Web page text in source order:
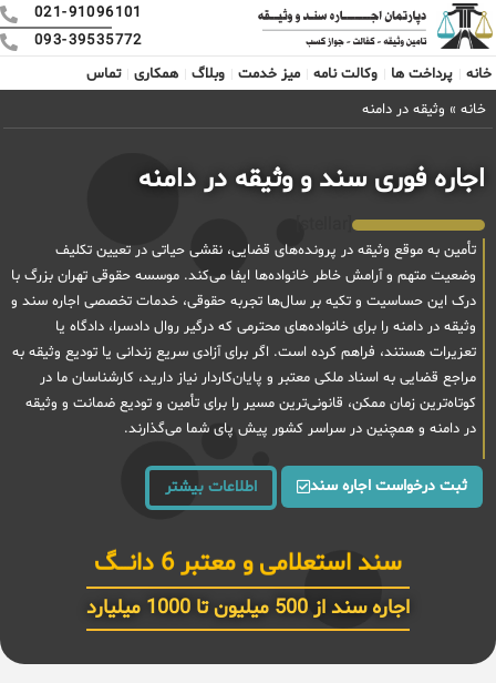
021-91096101
093-39535772
خانه
پرداخت ها وکالت نامه میز خدمت وبلاگ همکاری
تماس
خانه » وثیقه در دامنه
اجاره فوری سند و وثیقه در دامنه
تأمین به موقع وثیقه در پرونده‌های قضایی، نقشی حیاتی در تعیین تکلیف
وضعیت متهم و آرامش خاطر خانواده‌ها ایفا می‌کند. موسسه حقوقی تهران بزرگ با
درک این حساسیت و تکیه بر سال‌ها تجربه حقوقی، خدمات تخصصی اجاره سند و
وثیقه در دامنه را برای خانواده‌های محترمی که درگیر روال دادسرا، دادگاه یا
تعزیرات هستند، فراهم کرده است. اگر برای آزادی سریع زندانی یا تودیع وثیقه به
مراجع قضایی به اسناد ملکی معتبر و پایان‌کاردار نیاز دارید، کارشناسان ما در
کوتاه‌ترین زمان ممکن، قانونی‌ترین مسیر را برای تأمین و تودیع ضمانت و وثیقه
در دامنه و همچنین در سراسر کشور پیش پای شما می‌گذارند.
ثبت درخواست اجاره سند اطلاعات بیشتر
سند استعلامی و معتبر 6 دانـــگ
اجاره سند از 500 میلیون تا 1000 میلیارد